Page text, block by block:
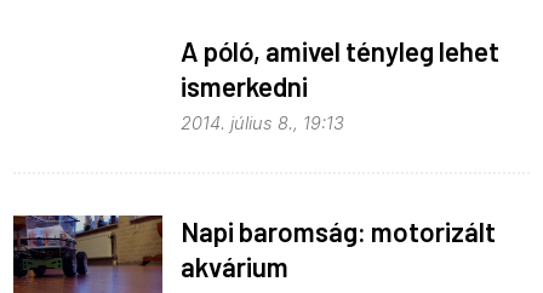
A póló, amivel tényleg lehet
ismerkedni
2014. július 8., 19:13
Napi baromság: motorizált
akvárium